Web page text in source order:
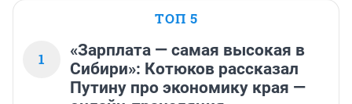
ТОП 5
1
«Зарплата — самая высокая в
Сибири»: Котюков рассказал
Путину про экономику края —